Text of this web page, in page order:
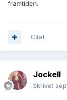
framtiden.
Citat
JockeII
Skrivet